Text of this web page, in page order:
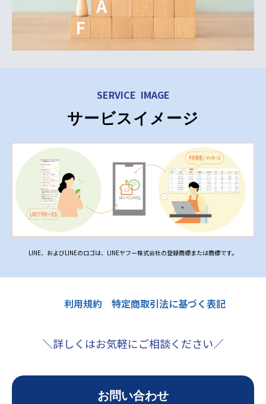
SERVICE IMAGE
サービスイメージ
LINE、およびLINEのロゴは、LINEヤフー株式会社の登録商標または商標です。
利用規約 特定商取引法に基づく表記
＼詳しくはお気軽にご相談ください／
お問い合わせ